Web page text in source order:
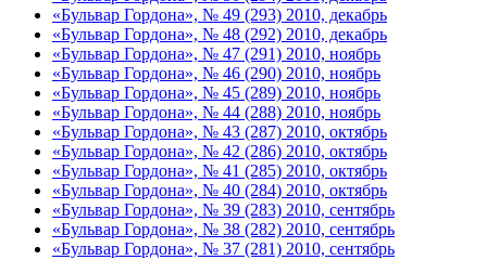
«Бульвар Гордона», № 49 (293) 2010, декабрь
«Бульвар Гордона», № 48 (292) 2010, декабрь
«Бульвар Гордона», № 47 (291) 2010, ноябрь
«Бульвар Гордона», № 46 (290) 2010, ноябрь
«Бульвар Гордона», № 45 (289) 2010, ноябрь
«Бульвар Гордона», № 44 (288) 2010, ноябрь
«Бульвар Гордона», № 43 (287) 2010, октябрь
«Бульвар Гордона», № 42 (286) 2010, октябрь
«Бульвар Гордона», № 41 (285) 2010, октябрь
«Бульвар Гордона», № 40 (284) 2010, октябрь
«Бульвар Гордона», № 39 (283) 2010, сентябрь
«Бульвар Гордона», № 38 (282) 2010, сентябрь
«Бульвар Гордона», № 37 (281) 2010, сентябрь